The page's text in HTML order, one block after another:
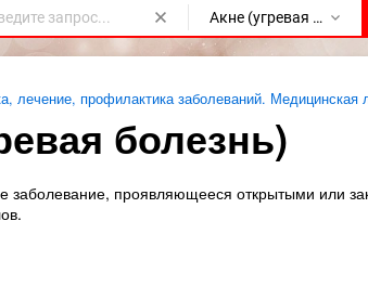
Акне (угревая болезнь)
лечение, профилактика заболеваний. Медицинская
болезнь)
заболевание, проявляющееся открытыми или